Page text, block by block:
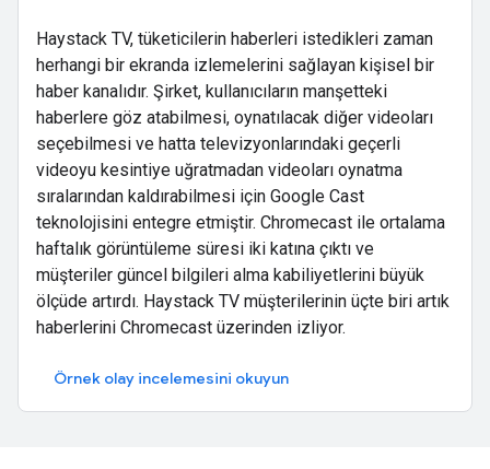
Haystack TV, tüketicilerin haberleri istedikleri zaman
herhangi bir ekranda izlemelerini sağlayan kişisel bir
haber kanalıdır. Şirket, kullanıcıların manşetteki
haberlere göz atabilmesi, oynatılacak diğer videoları
seçebilmesi ve hatta televizyonlarındaki geçerli
videoyu kesintiye uğratmadan videoları oynatma
sıralarından kaldırabilmesi için Google Cast
teknolojisini entegre etmiştir. Chromecast ile ortalama
haftalık görüntüleme süresi iki katına çıktı ve
müşteriler güncel bilgileri alma kabiliyetlerini büyük
ölçüde artırdı. Haystack TV müşterilerinin üçte biri artık
haberlerini Chromecast üzerinden izliyor.
Örnek olay incelemesini okuyun